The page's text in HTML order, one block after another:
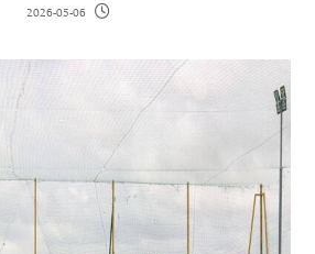
2026-05-06